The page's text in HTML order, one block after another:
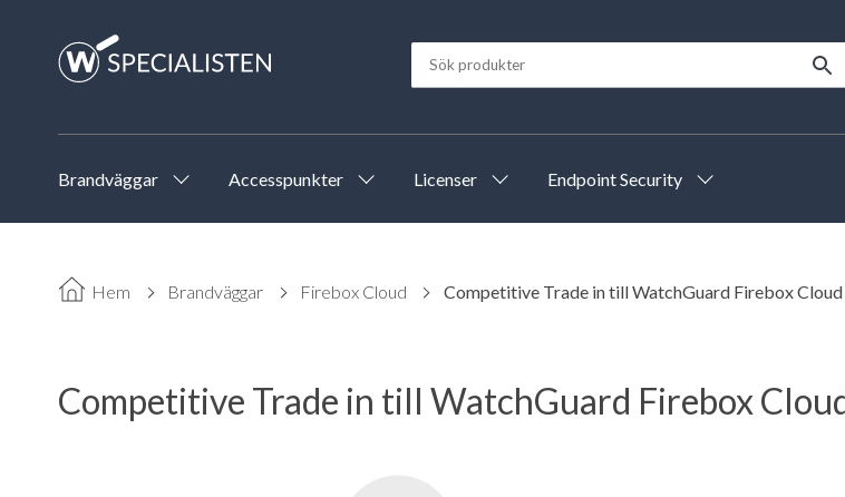
Brandväggar Accesspunkter Licenser Endpoint Security
Hem Brandväggar Firebox Cloud Competitive Trade in till WatchGuard Firebox Cloud
Competitive Trade in till WatchGuard Firebox